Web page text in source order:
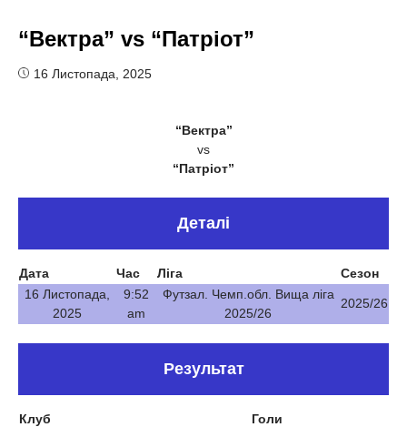
“Вектра” vs “Патріот”
16 Листопада, 2025
“Вектра”
vs
“Патріот”
Деталі
Дата Час Ліга
Сезон
16 Листопада,
2025
9:52
am
Футзал. Чемп.обл. Вища ліга
2025/26
2025/26
Результат
Клуб
Голи